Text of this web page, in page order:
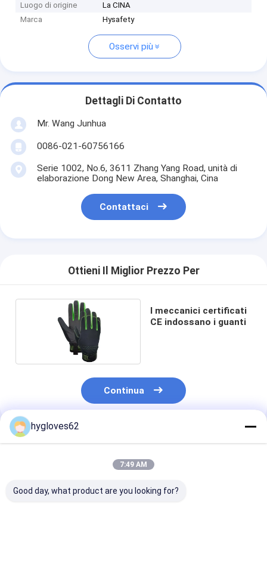
Luogo di origine
La CINA
Marca
Hysafety
Osservi più
Dettagli Di Contatto
Mr. Wang Junhua
0086-021-60756166
Serie 1002, No.6, 3611 Zhang Yang Road, unità di
elaborazione Dong New Area, Shanghai, Cina
Contattaci
Ottieni Il Miglior Prezzo Per
I meccanici certificati
CE indossano i guanti
Continua
Prodotti Raccomandati
hygloves62
7:49 AM
Good day, what product are you looking for?